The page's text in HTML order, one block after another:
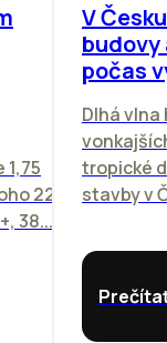
22
38...
V
počas
Dlhá
tropické
stavby v